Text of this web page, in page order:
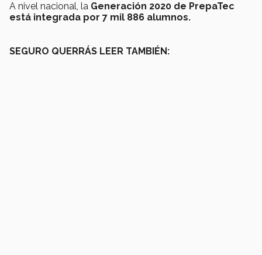
A nivel nacional, la Generación 2020 de PrepaTec
está integrada por 7 mil 886 alumnos.
SEGURO QUERRÁS LEER TAMBIÉN: